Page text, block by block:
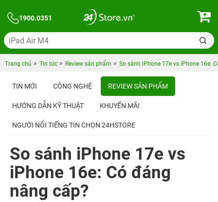
1900.0351
Trang chủ Tin tức Review sản phẩm So sánh iPhone 17e vs iPhone 16e:
TIN MỚI CÔNG NGHỆ REVIEW SẢN PHẨM
HƯỚNG DẪN KỸ THUẬT KHUYẾN MÃI
NGƯỜI NỔI TIẾNG TIN CHỌN 24HSTORE
So sánh iPhone 17e vs
iPhone 16e: Có đáng
nâng cấp?